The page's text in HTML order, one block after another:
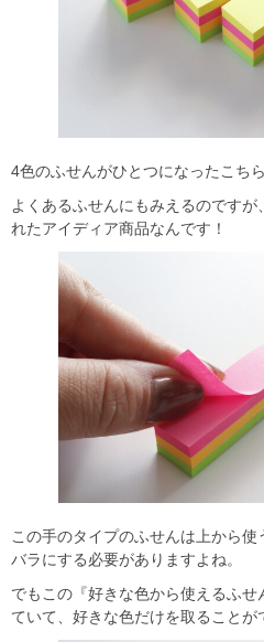
4色のふせんがひとつになったこち
よくあるふせんにもみえるのです
れたアイディア商品なんです！
この手のタイプのふせんは上から
バラにする必要がありますよね。
でもこの『好きな色から使えるふ
ていて、好きな色だけを取ることが